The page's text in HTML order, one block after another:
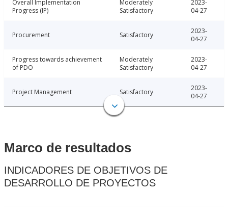
Overall Implementation
Progress (IP)
Moderately
Satisfactory
2023-
04-27
Procurement Satisfactory
2023-
04-27
Progress towards achievement
of PDO
Moderately
Satisfactory
2023-
04-27
Project Management Satisfactory
2023-
04-27
Marco de resultados
INDICADORES DE OBJETIVOS DE
DESARROLLO DE PROYECTOS